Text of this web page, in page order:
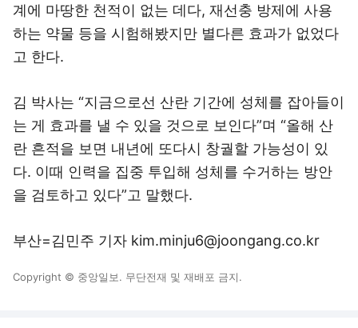
계에 마땅한 천적이 없는 데다, 재선충 방제에 사용
하는 약물 등을 시험해봤지만 별다른 효과가 없었다
고 한다.
김 박사는 “지금으로선 산란 기간에 성체를 잡아들이
는 게 효과를 낼 수 있을 것으로 보인다”며 “올해 산
란 흔적을 보면 내년에 또다시 창궐할 가능성이 있
다. 이때 인력을 집중 투입해 성체를 수거하는 방안
을 검토하고 있다”고 말했다.
부산=김민주 기자 kim.minju6@joongang.co.kr
Copyright © 중앙일보. 무단전재 및 재배포 금지.